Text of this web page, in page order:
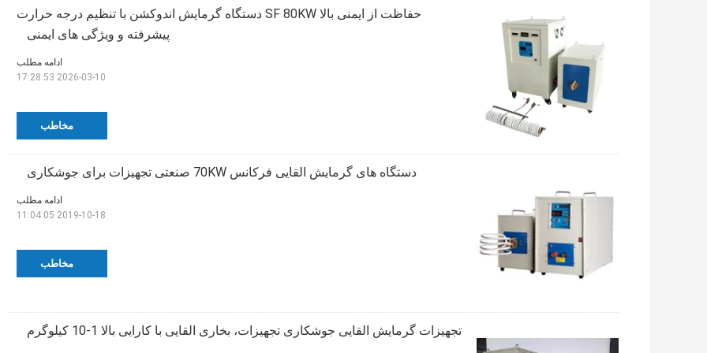
حفاظت از ایمنی بالا SF 80KW دستگاه گرمایش اندوکشن با تنظیم درجه حرارت
پیشرفته و ویژگی های ایمنی
مخاطب
ادامه مطلب
2026-03-10 17:28:53
دستگاه های گرمایش القایی فرکانس 70KW صنعتی تجهیزات برای جوشکاری
مخاطب
ادامه مطلب
2019-10-18 11:04:05
تجهیزات گرمایش القایی جوشکاری تجهیزات، بخاری القایی با کارایی بالا 1-10 کیلوگرم